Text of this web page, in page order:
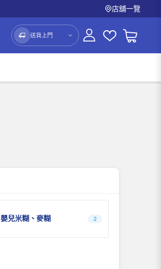
店舖一覽
送貨上門
嬰兒米糊、麥糊 2